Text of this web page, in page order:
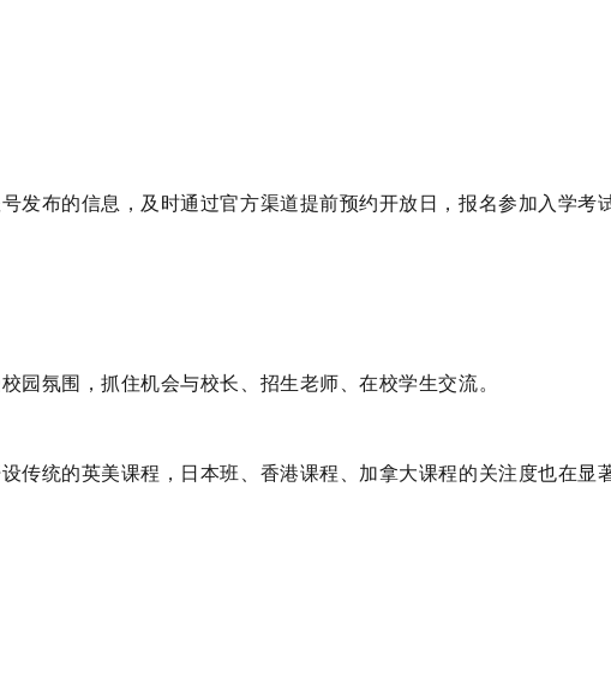
发布的信息，及时通过官方渠道提前预约开放日，报名参加入学考试
园氛围，抓住机会与校长、招生老师、在校学生交流。
传统的英美课程，日本班、香港课程、加拿大课程的关注度也在显